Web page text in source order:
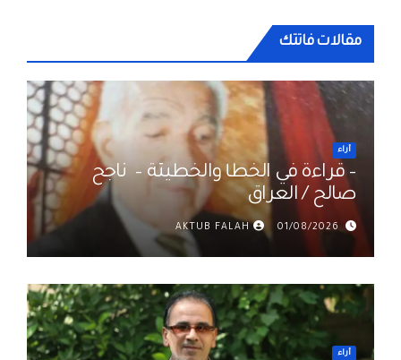
مقالات فاتتك
أراء
– قراءة في الخطأ والخطيئة – ناجح
صالح / العراق
01/08/2026
AKTUB FALAH
أراء